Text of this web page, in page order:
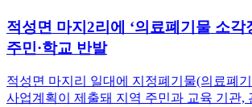
적성면 마지2리에 ‘의료폐기물 소
주민·학교 반발
적성면 마지리 일대에 지정폐기물(의료폐
사업계획이 제출돼 지역 주민과 교육 기관,